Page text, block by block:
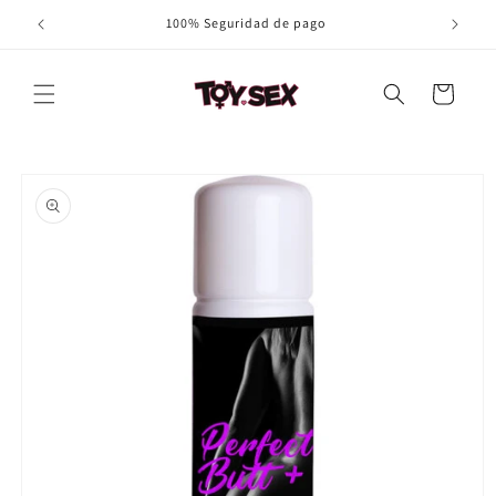
directamente
100% Seguridad de pago
Carrito
a la
información